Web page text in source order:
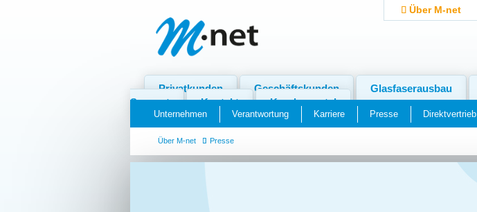
Über M-net
Privatkunden Geschäftskunden Glasfaserausbau
Unternehmen Verantwortung Karriere Presse Direktvertrieb
Support
Kontakt Kundenportal
Über M-net Presse